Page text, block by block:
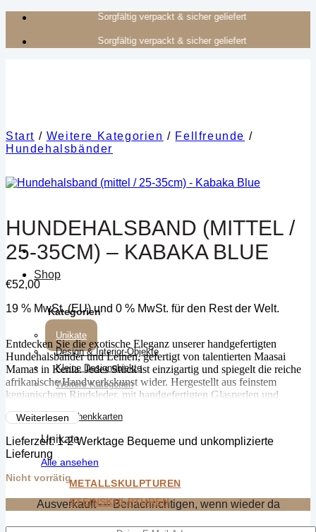
Zum
springen
Authentisches Kunsthandwerk aus Afrika
Authentisches Kunsthandwerk aus Afrika
Shop
Kategorien
Unikate
Design & Interior-Objekte
Kleine Designobjekte
Weitere Kategorien
Bundle
Geschenkkarten
Unikate
Alle ansehen
METALLSKULPTUREN
STEINSKULPTUREN
Start / Weitere Kategorien / Fellfreunde /
Hundehalsbänder
HUNDEHALSBAND (MITTEL /
25-35CM) – KABAKA BLUE
€52,00
19 % MwSt. (EU) und 0 % MwSt. für den Rest der Welt.
Entdecken Sie die exotische Eleganz unserer handgefertigten
Hundehalsbänder und Leinen, gefertigt von talentierten Maasai
Mamas in Kenia. Jedes Stück ist einzigartig und spiegelt die reiche
afrikanische Handwerkskunst wider. Hergestellt aus feinstem
kenianischem Rindsleder, mit handgefertigten Glasperlen und
Hauch von afrikanischem Stil!
Weiterlesen
Lieferzeit:1-2 Werktage Bequeme und unkomplizierte
Lieferung
Nicht vorrätig
Ausverkauft — Benachrichtigen, wenn wieder da